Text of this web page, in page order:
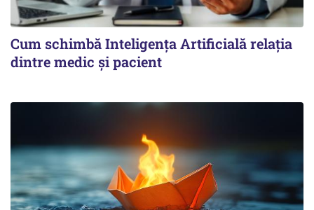
Cum schimbă Inteligența Artificială relația
dintre medic și pacient